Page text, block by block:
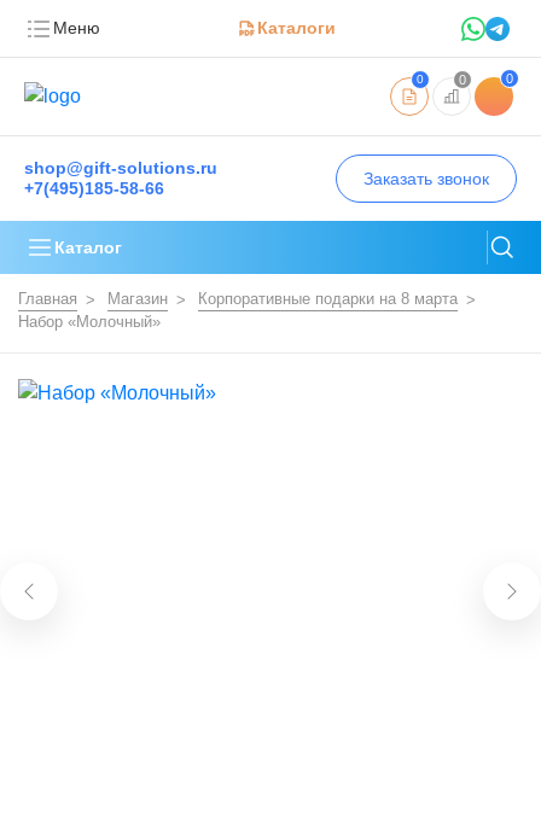
Меню Каталоги
0 0 0
shop@gift-solutions.ru
+7(495)185-58-66
Заказать звонок
Каталог
Главная Магазин
Корпоративные подарки на 8 марта
Набор «Молочный»